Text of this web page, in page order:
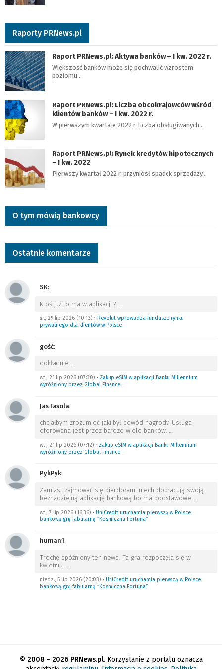
Raporty PRNews.pl
Raport PRNews.pl: Aktywa banków – I kw. 2022 r.
Większość banków może się pochwalić wzrostem
poziomu…
Raport PRNews.pl: Liczba obcokrajowców wśród
klientów banków – I kw. 2022 r.
W pierwszym kwartale 2022 r. liczba obsługiwanych…
Raport PRNews.pl: Rynek kredytów hipotecznych
– I kw. 2022
Pierwszy kwartał 2022 r. przyniósł spadek sprzedaży…
O tym mówią bankowcy
Ostatnie komentarze
SK:
Ktoś już to ma w aplikacji ? …
śr., 29 lip 2026 (10:13) • Revolut wprowadza fundusze rynku
prywatnego dla klientów w Polsce
gość:
dokładnie …
wt., 21 lip 2026 (07:30) • Zakup eSIM w aplikacji Banku Millennium
wyróżniony przez Global Finance
Jas Fasola:
chciałbym zrozumieć jaki był powód nagrody. Usługa
oferowana jest przez bardzo wiele banków. …
wt., 21 lip 2026 (07:12) • Zakup eSIM w aplikacji Banku Millennium
wyróżniony przez Global Finance
PykPyk:
Zamiast zajmować się pierdołami niech dopracują swoją
beznadziejną aplikację bankową bo ma podstawowe …
wt., 7 lip 2026 (16:36) • UniCredit uruchamia pierwszą w Polsce
bankową grę fabularną “Kosmiczna Fortuna”
human1:
Trochę spóźniony ten news. Ta gra rozpoczęła się w
kwietniu. …
niedz., 5 lip 2026 (20:03) • UniCredit uruchamia pierwszą w Polsce
bankową grę fabularną “Kosmiczna Fortuna”
© 2008 − 2026 PRNews.pl.Korzystanie z portalu oznacza